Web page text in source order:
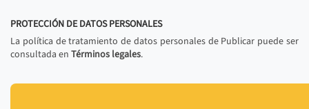
PROTECCIÓN DE DATOS PERSONALES
La política de tratamiento de datos personales de Publicar puede ser
consultada en Términos legales.